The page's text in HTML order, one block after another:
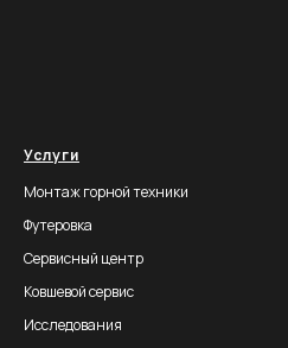
Услуги
Монтаж горной техники
Футеровка
Сервисный центр
Ковшевой сервис
Исследования